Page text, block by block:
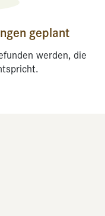
geplant
werden, die